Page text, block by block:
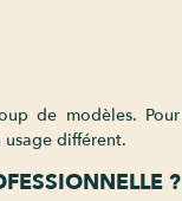
de modèles.
usage différent.
?